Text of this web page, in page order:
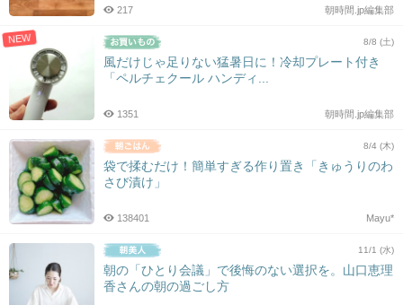
朝時間.jp編集部
217
NEW 8/8 (土)
風だけじゃ足りない猛暑日に！冷却プレート付き
「ペルチェクール ハンディ...
朝時間.jp編集部
1351
8/4 (木)
袋で揉むだけ！簡単すぎる作り置き「きゅうりのわ
さび漬け」
Mayu*
138401
11/1 (水)
朝の「ひとり会議」で後悔のない選択を。山口恵理
香さんの朝の過ごし方